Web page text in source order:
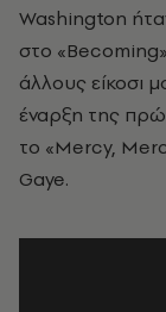
Washington
στο
άλλους είκοσι
έναρξη της
το «Mercy,
Gaye.